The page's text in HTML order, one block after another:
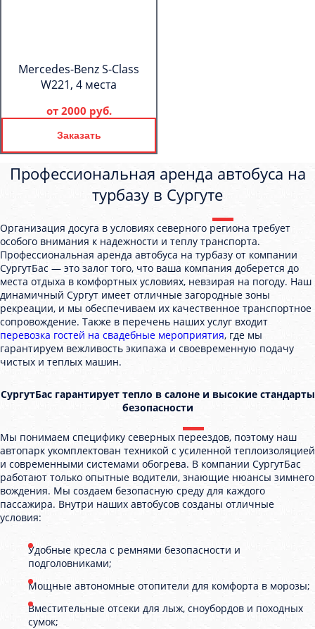
Mercedes-Benz S-Class
W221, 4 места
от 2000 руб.
Заказать
Профессиональная аренда автобуса на
турбазу в Сургуте
Организация досуга в условиях северного региона требует
особого внимания к надежности и теплу транспорта.
Профессиональная аренда автобуса на турбазу от компании
СургутБас — это залог того, что ваша компания доберется до
места отдыха в комфортных условиях, невзирая на погоду. Наш
динамичный Сургут имеет отличные загородные зоны
рекреации, и мы обеспечиваем их качественное транспортное
сопровождение. Также в перечень наших услуг входит
перевозка гостей на свадебные мероприятия, где мы
гарантируем вежливость экипажа и своевременную подачу
чистых и теплых машин.
СургутБас гарантирует тепло в салоне и высокие стандарты
безопасности
Мы понимаем специфику северных переездов, поэтому наш
автопарк укомплектован техникой с усиленной теплоизоляцией
и современными системами обогрева. В компании СургутБас
работают только опытные водители, знающие нюансы зимнего
вождения. Мы создаем безопасную среду для каждого
пассажира. Внутри наших автобусов созданы отличные
условия:
Удобные кресла с ремнями безопасности и
подголовниками;
Мощные автономные отопители для комфорта в морозы;
Вместительные отсеки для лыж, сноубордов и походных
сумок;